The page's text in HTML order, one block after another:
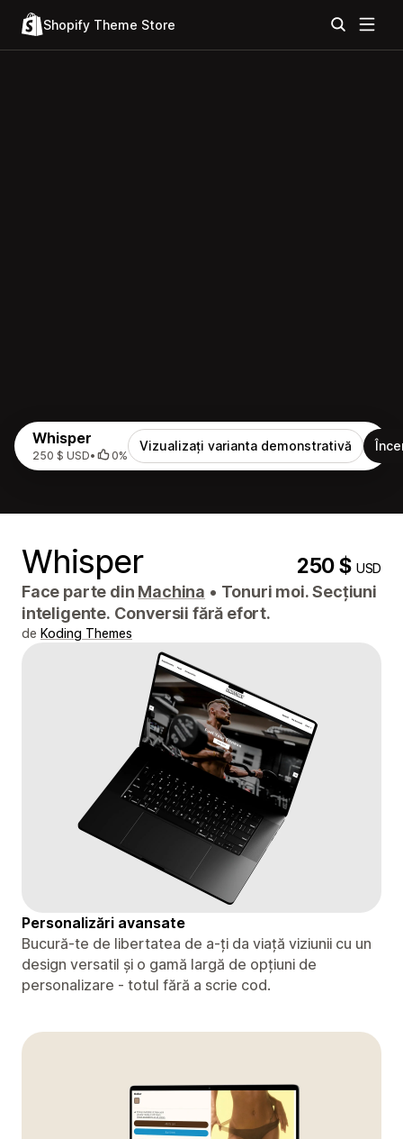
Shopify Theme Store
Whisper
250 $ USD• 0%
Vizualizați varianta demonstrativă
Whisper 250 $USD
Face parte din Machina • Tonuri moi. Secțiuni
inteligente. Conversii fără efort.
de Koding Themes
Personalizări avansate
Bucură-te de libertatea de a-ți da viață viziunii cu un
design versatil și o gamă largă de opțiuni de
personalizare - totul fără a scrie cod.